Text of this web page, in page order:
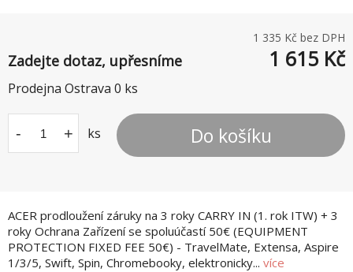
ACER prodloužení záruky na 3 roky CARRY IN (1. rok ITW) + 3
roky Ochrana Zařízení se spoluúčastí 50€ (EQUIPMENT
PROTECTION FIXED FEE 50€) - TravelMate, Extensa, Aspire
1/3/5, Swift, Spin, Chromebooky, elektronicky... více
1 335 Kč bez DPH
Zadejte dotaz, upřesníme 1 615 Kč
Prodejna Ostrava 0 ks
- + ks Do košíku